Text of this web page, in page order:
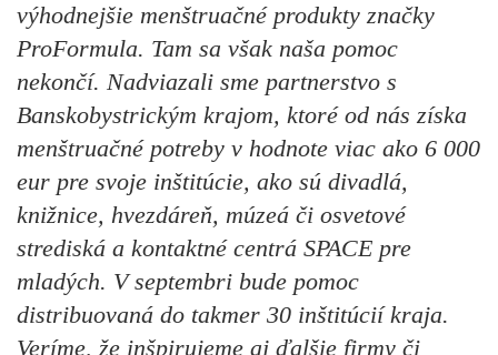
výhodnejšie menštruačné produkty značky
ProFormula. Tam sa však naša pomoc
nekončí. Nadviazali sme partnerstvo s
Banskobystrickým krajom, ktoré od nás získa
menštruačné potreby v hodnote viac ako 6 000
eur pre svoje inštitúcie, ako sú divadlá,
knižnice, hvezdáreň, múzeá či osvetové
strediská a kontaktné centrá SPACE pre
mladých. V septembri bude pomoc
distribuovaná do takmer 30 inštitúcií kraja.
Veríme, že inšpirujeme aj ďalšie firmy či